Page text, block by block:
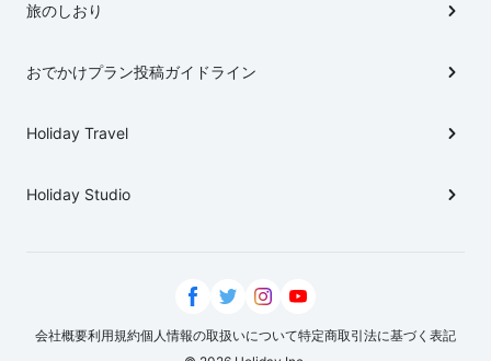
旅のしおり
おでかけプラン投稿ガイドライン
Holiday Travel
Holiday Studio
会社概要利用規約個人情報の取扱いについて特定商取引法に基づく表記